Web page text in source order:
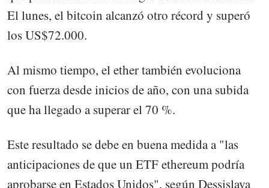
El lunes, el bitcoin alcanzó otro récord y superó
los US$72.000.
Al mismo tiempo, el ether también evoluciona
con fuerza desde inicios de año, con una subida
que ha llegado a superar el 70 %.
Este resultado se debe en buena medida a "las
anticipaciones de que un ETF ethereum podría
aprobarse en Estados Unidos", según Dessislava